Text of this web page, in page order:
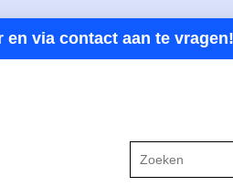
en via contact aan te vragen!